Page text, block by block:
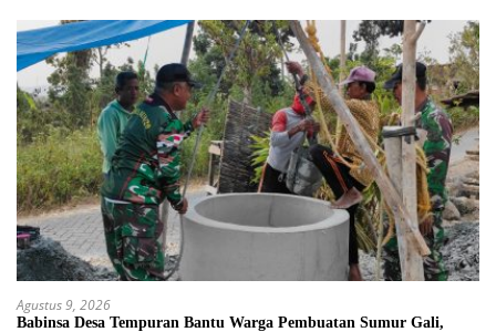
Agustus 9, 2026
Babinsa Desa Tempuran Bantu Warga Pembuatan Sumur Gali,